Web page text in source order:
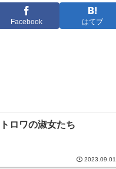
Facebook はてブ
トロワの淑女たち
2023.09.01